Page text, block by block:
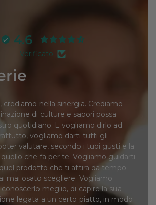
4.6
Verificato
crediamo nella sinergia. Crediamo
di culture e sapori possa
quotidiano. E vogliamo dirlo ad
vogliamo darti tutti gli
valutare, secondo i tuoi gusti e la
che fa per te. Vogliamo guidarti
prodotto che ti attira da tempo
mai osato scegliere. Vogliamo
meglio, di capire la sua
legata a un certo piatto, in modo